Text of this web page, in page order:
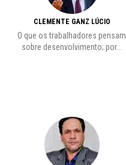
CLEMENTE GANZ LÚCIO
O que os trabalhadores pensam
sobre desenvolvimento; por...